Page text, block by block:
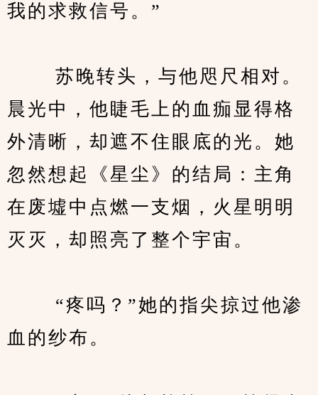
我的求救信号。”
苏晚转头，与他咫尺相对。
晨光中，他睫毛上的血痂显得格
外清晰，却遮不住眼底的光。她
忽然想起《星尘》的结局：主角
在废墟中点燃一支烟，火星明明
灭灭，却照亮了整个宇宙。
“疼吗？”她的指尖掠过他渗
血的纱布。